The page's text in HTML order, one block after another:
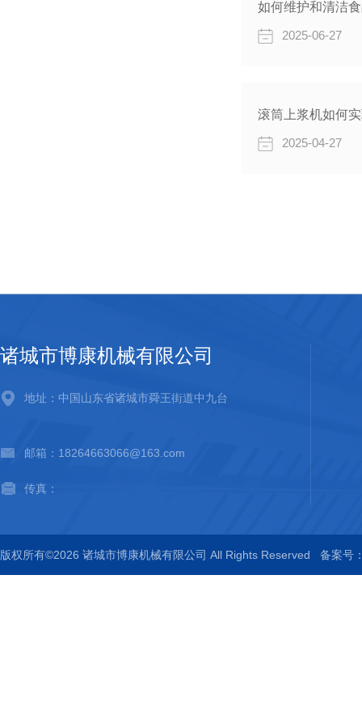
如何维护和清洁
2025-06-27
滚筒上浆机如何
2025-04-27
诸城市博康机械有限公司
地址：中国山东省诸城市舜王街道中九台
邮箱：18264663066@163.com
传真：
版权所有©2026 诸城市博康机械有限公司 All Rights Reserved 备案号